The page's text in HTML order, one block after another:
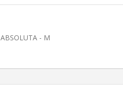
ABSOLUTA - M